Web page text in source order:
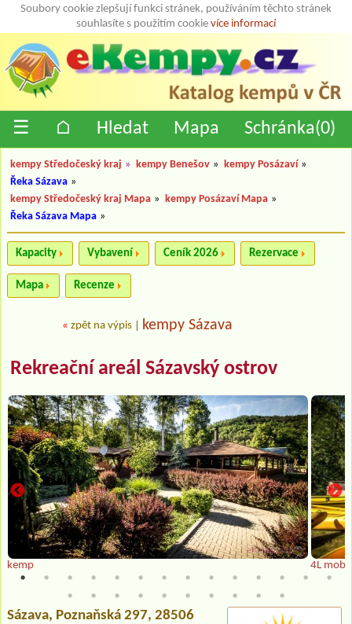
Soubory cookie zlepšují funkci stránek, používáním těchto stránek
souhlasíte s použitím cookie více informací
☰ ⌂ Hledat Mapa Schránka(0)
kempy Středočeský kraj » kempy Benešov » kempy Posázaví »
Řeka Sázava »
kempy Středočeský kraj Mapa » kempy Posázaví Mapa »
Řeka Sázava Mapa »
Kapacity Vybavení Ceník 2026 Rezervace
Mapa Recenze
« zpět na výpis kempy Sázava
Rekreační areál Sázavský ostrov
kemp 4L
Sázava, Poznaňská 297, 28506